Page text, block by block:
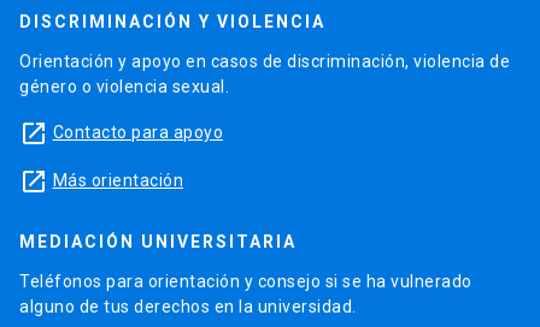
DISCRIMINACIÓN Y VIOLENCIA
Orientación y apoyo en casos de discriminación, violencia de
género o violencia sexual.
launch Contacto para apoyo
launch Más orientación
MEDIACIÓN UNIVERSITARIA
Teléfonos para orientación y consejo si se ha vulnerado
alguno de tus derechos en la universidad.